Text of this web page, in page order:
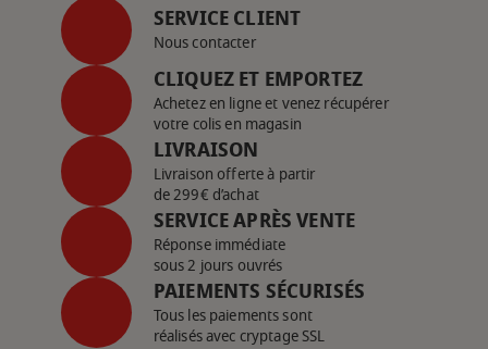
SERVICE CLIENT
Nous contacter
CLIQUEZ ET EMPORTEZ
Achetez en ligne et venez récupérer
votre colis en magasin
LIVRAISON
Livraison offerte à partir
de 299€ d’achat
SERVICE APRÈS VENTE
Réponse immédiate
sous 2 jours ouvrés
PAIEMENTS SÉCURISÉS
Tous les paiements sont
réalisés avec cryptage SSL